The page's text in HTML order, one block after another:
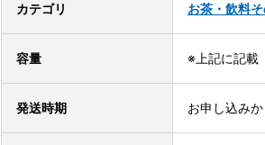
カテゴリ お茶・飲料
容量 ※上記に記載
発送時期 お申し込み